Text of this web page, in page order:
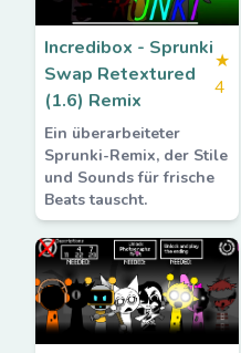
Incredibox - Sprunki
Swap Retextured
(1.6) Remix
★
4
Ein überarbeiteter
Sprunki-Remix, der Stile
und Sounds für frische
Beats tauscht.